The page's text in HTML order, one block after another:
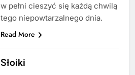
w pełni cieszyć się każdą chwilą
tego niepowtarzalnego dnia.
Read More
Słoiki